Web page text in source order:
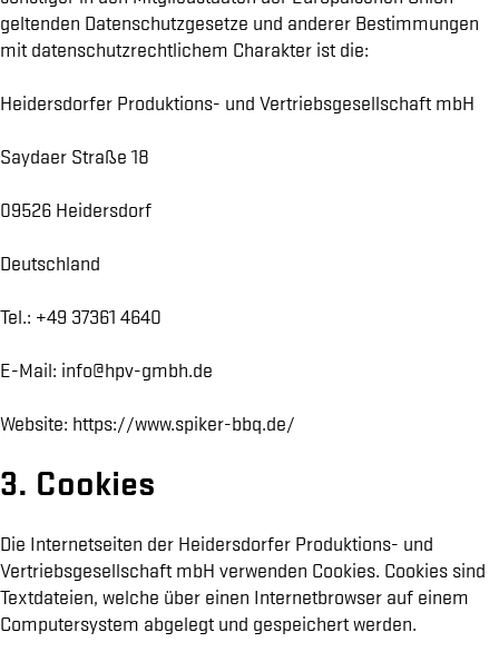
geltenden Datenschutzgesetze und anderer Bestimmungen
mit datenschutzrechtlichem Charakter ist die:
Heidersdorfer Produktions- und Vertriebsgesellschaft mbH
Saydaer Straße 18
09526 Heidersdorf
Deutschland
Tel.: +49 37361 4640
E-Mail: info@hpv-gmbh.de
Website: https://www.spiker-bbq.de/
3. Cookies
Die Internetseiten der Heidersdorfer Produktions- und
Vertriebsgesellschaft mbH verwenden Cookies. Cookies sind
Textdateien, welche über einen Internetbrowser auf einem
Computersystem abgelegt und gespeichert werden.